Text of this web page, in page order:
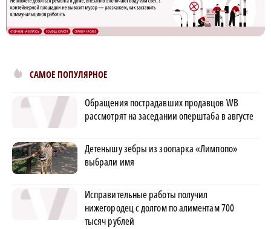
САМОЕ ПОПУЛЯРНОЕ
Обращения пострадавших продавцов WB
рассмотрят на заседании оперштаба в августе
Детенышу зебры из зоопарка «Лимпопо»
выбрали имя
Исправительные работы получил
нижегородец с долгом по алиментам 700
тысяч рублей